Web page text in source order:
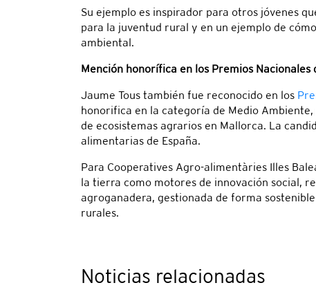
Su ejemplo es inspirador para otros jóvenes
para la juventud rural y en un ejemplo de
ambiental.
Mención honorífica en los Premios
Jaume Tous también fue reconocido en los
honorifica en la categoría de Medio
de ecosistemas agrarios en Mallorca. La
alimentarias de España.
Para Cooperatives Agro-alimentàries Illes
la tierra como motores de innovación social,
agroganadera, gestionada de forma
rurales.
Noticias relacionadas